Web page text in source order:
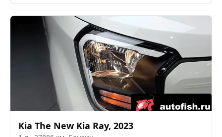
Kia The New Kia Ray, 2023